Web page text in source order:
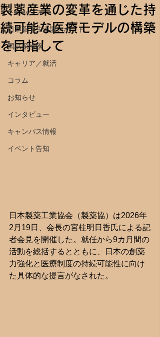
トピックス
日本薬学生連盟レポート
国試探検隊
キャリア／就活
コラム
お知らせ
インタビュー
キャンパス情報
イベント告知
製薬産業の変革を通じた持
続可能な医療モデルの構築
を目指して
日本製薬工業協会（製薬協）は2026年
2月19日、会長の宮柱明日香氏による記
者会見を開催した。就任から9カ月間の
活動を総括するとともに、日本の創薬
力強化と医療制度の持続可能性に向け
た具体的な提言がなされた。